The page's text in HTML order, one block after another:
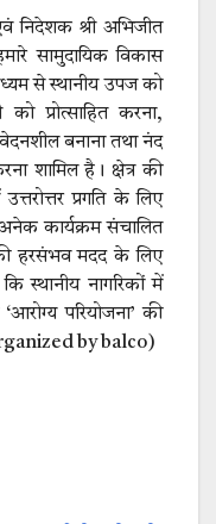
निदेशक श्री अभिजीत
सामुदायिक विकास
से स्थानीय उपज को
प्रोत्साहित करना,
बनाना तथा नंद
शामिल है। क्षेत्र की
प्रगति के लिए
कार्यक्रम संचालित
हरसंभव मदद के लिए
स्थानीय नागरिकों में
परियोजना’ की
by balco)